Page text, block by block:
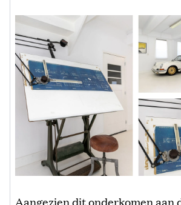
Aangezien dit onderkomen aan